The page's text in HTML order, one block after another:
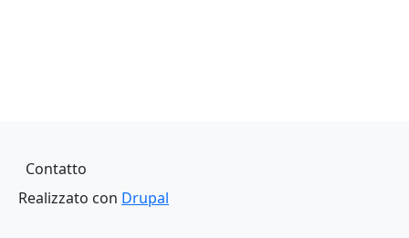
Piè di pagina
Contatto
Realizzato con Drupal